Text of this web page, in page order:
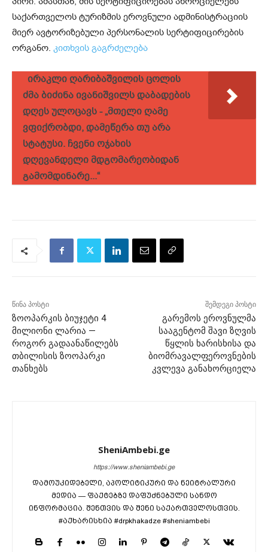
საქართველოს ტურიზმის ეროვნული ადმინისტრაციის
მიერ ავტორიზებული პერსონალის სერტიფიცირების
ორგანო. კითხვის გაგრძელება
ირაკლი ღარიბაშვილის ცოლის
ძმა ბიძინა ივანიშვილს დაბადების
დღეს ულოცავს - „მთელი ღამე
ვფიქრობდი, დამეწერა თუ არა
სტატუსი. ჩვენი ოჯახის
დღევანდელი მდგომარეობიდან
გამომდინარე...“
წინა პოსტი
ზოოპარკის ბიუჯეტი 4
მილიონი ლარია —
როგორ გადაანაწილებს
თბილისის ზოოპარკი
თანხებს
შემდეგი პოსტი
გარემოს ეროვნულმა
სააგენტომ შავი ზღვის
წყლის ხარისხისა და
ბიომრავალფეროვნების
კვლევა განახორციელა
SheniAmbebi.ge
https://www.sheniambebi.ge
დამოუკიდებელი, აპოლიტიკური და ნეიტრალური
მედია — ფაქტებზე დაფუძნებული სანდო
ინფორმაცია. შენთვის და შენი საქართველოსთვის.
#აქხარისხია #drpkhakadze #sheniambebi